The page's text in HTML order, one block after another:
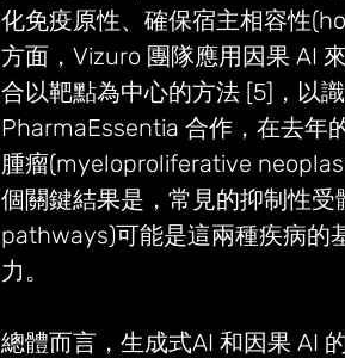
化免疫原性、確保宿主相容性
方面，Vizuro 團隊應用因果 AI
合以靶點為中心的方法 [5]，以
PharmaEssentia 合作，在去年
腫瘤(myeloproliferative
個關鍵結果是，常見的抑制性
pathways)可能是這兩種疾病的
力。
總體而言，生成式AI 和因果 AI